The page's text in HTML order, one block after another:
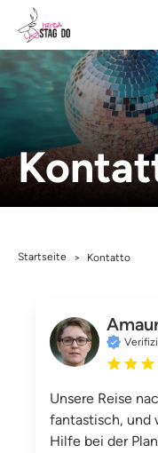
Startseite > Kontatto
Unsere Reise
fantastisch, und
Hilfe bei der